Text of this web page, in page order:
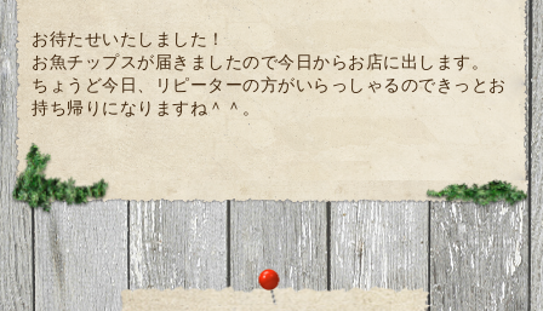
お待たせいたしました！
お魚チップスが届きましたので今日からお店に出します。
ちょうど今日、リピーターの方がいらっしゃるのできっとお
持ち帰りになりますね＾＾。